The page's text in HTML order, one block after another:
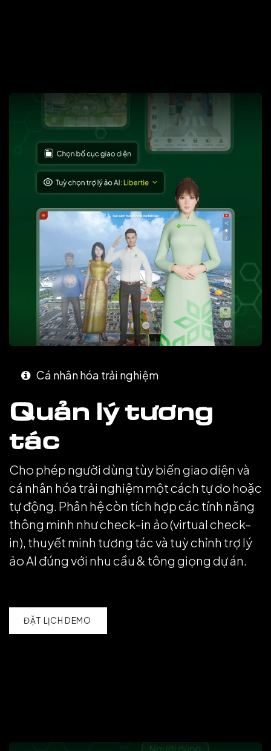
Cá nhân hóa trải nghiệm
Quản lý tương
tác
Cho phép người dùng tùy biến giao diện và
cá nhân hóa trải nghiệm một cách tự do hoặc
tự động. Phân hệ còn tích hợp các tính năng
thông minh như check-in ảo (virtual check-
in), thuyết minh tương tác và tuỳ chỉnh trợ lý
ảo AI đúng với nhu cầu & tông giọng dự án.
ĐẶT LỊCH DEMO